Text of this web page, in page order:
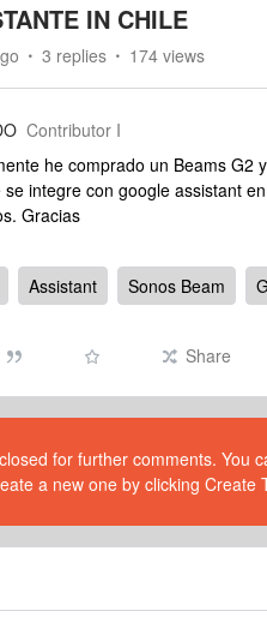
IN CHILE
3 replies 174 views
Contributor I
he comprado un Beams G2
integre con google assistant
Gracias
Assistant Sonos Beam
Share
for further comments. You
a new one by clicking Create